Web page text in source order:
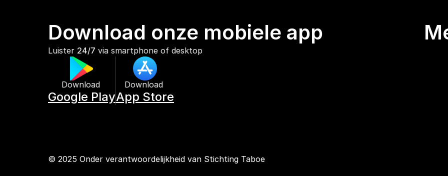
Download onze mobiele app
Luister 24/7 via smartphone of desktop
Download
Google Play
Download
App Store
© 2025 Onder verantwoordelijkheid van Stichting Taboe